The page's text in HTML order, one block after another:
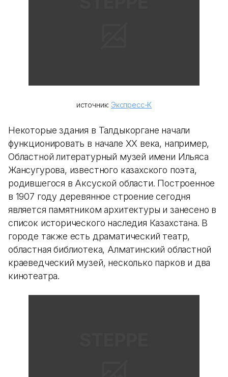
источник: Экспресс-К
Некоторые здания в Талдыкоргане начали
функционировать в начале XX века, например,
Областной литературный музей имени Ильяса
Жансугурова, известного казахского поэта,
родившегося в Аксуской области. Построенное
в 1907 году деревянное строение сегодня
является памятником архитектуры и занесено в
список исторического наследия Казахстана. В
городе также есть драматический театр,
областная библиотека, Алматинский областной
краеведческий музей, несколько парков и два
кинотеатра.